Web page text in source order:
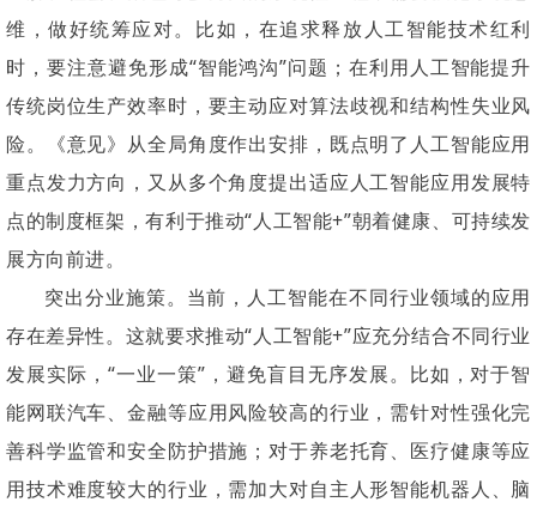
维，做好统筹应对。比如，在追求释放人工智能技术红利
时，要注意避免形成“智能鸿沟”问题；在利用人工智能提升
传统岗位生产效率时，要主动应对算法歧视和结构性失业风
险。《意见》从全局角度作出安排，既点明了人工智能应用
重点发力方向，又从多个角度提出适应人工智能应用发展特
点的制度框架，有利于推动“人工智能+”朝着健康、可持续发
展方向前进。
突出分业施策。当前，人工智能在不同行业领域的应用
存在差异性。这就要求推动“人工智能+”应充分结合不同行业
发展实际，“一业一策”，避免盲目无序发展。比如，对于智
能网联汽车、金融等应用风险较高的行业，需针对性强化完
善科学监管和安全防护措施；对于养老托育、医疗健康等应
用技术难度较大的行业，需加大对自主人形智能机器人、脑